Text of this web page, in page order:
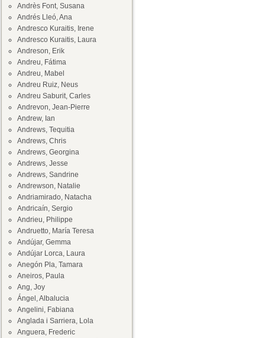
Andrès Font, Susana
Andrés Lleó, Ana
Andresco Kuraitis, Irene
Andresco Kuraitis, Laura
Andreson, Erik
Andreu, Fátima
Andreu, Mabel
Andreu Ruiz, Neus
Andreu Saburit, Carles
Andrevon, Jean-Pierre
Andrew, Ian
Andrews, Tequitia
Andrews, Chris
Andrews, Georgina
Andrews, Jesse
Andrews, Sandrine
Andrewson, Natalie
Andriamirado, Natacha
Andricaín, Sergio
Andrieu, Philippe
Andruetto, María Teresa
Andújar, Gemma
Andújar Lorca, Laura
Anegón Pla, Tamara
Aneiros, Paula
Ang, Joy
Ángel, Albalucia
Angelini, Fabiana
Anglada i Sarriera, Lola
Anguera, Frederic